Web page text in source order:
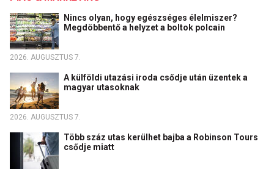
Nincs olyan, hogy egészséges élelmiszer?
Megdöbbentő a helyzet a boltok polcain
2026. AUGUSZTUS 7.
A külföldi utazási iroda csődje után üzentek a
magyar utasoknak
2026. AUGUSZTUS 7.
Több száz utas kerülhet bajba a Robinson Tours
csődje miatt